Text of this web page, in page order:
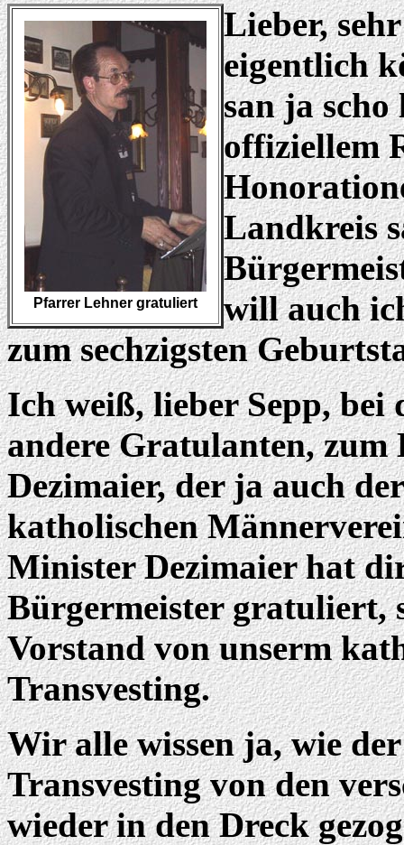
Pfarrer Lehner gratuliert
Lieber,
eigentlich
san ja
offiziellem
Landkreis
will auch
zum sechzigsten
Ich weiß, lieber Sepp, bei
andere Gratulanten, zum
Dezimaier, der ja auch
katholischen
Minister Dezimaier hat
Bürgermeister gratuliert,
Vorstand von unserm
Transvesting.
Wir alle wissen ja, wie
Transvesting von den
wieder in den Dreck